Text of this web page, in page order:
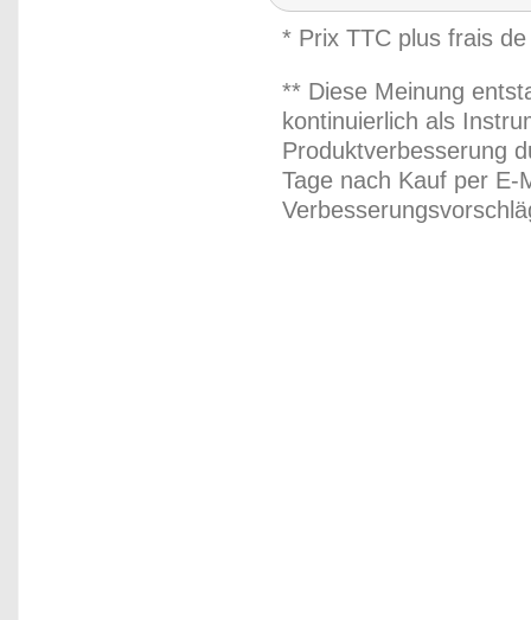
* Prix TTC plus frais
** Diese Meinung
kontinuierlich als
Produktverbesserung
Tage nach Kauf per E-